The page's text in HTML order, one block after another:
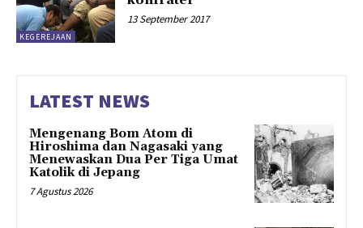
KEGEREJAAN
13 September 2017
LATEST NEWS
Mengenang Bom Atom di
Hiroshima dan Nagasaki yang
Menewaskan Dua Per Tiga Umat
Katolik di Jepang
7 Agustus 2026